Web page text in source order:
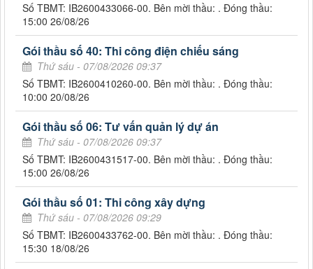
Số TBMT: IB2600433066-00. Bên mời thầu: . Đóng thầu:
15:00 26/08/26
Gói thầu số 40: Thi công điện chiếu sáng
Thứ sáu - 07/08/2026 09:37
Số TBMT: IB2600410260-00. Bên mời thầu: . Đóng thầu:
10:00 20/08/26
Gói thầu số 06: Tư vấn quản lý dự án
Thứ sáu - 07/08/2026 09:37
Số TBMT: IB2600431517-00. Bên mời thầu: . Đóng thầu:
15:00 26/08/26
Gói thầu số 01: Thi công xây dựng
Thứ sáu - 07/08/2026 09:29
Số TBMT: IB2600433762-00. Bên mời thầu: . Đóng thầu:
15:30 18/08/26